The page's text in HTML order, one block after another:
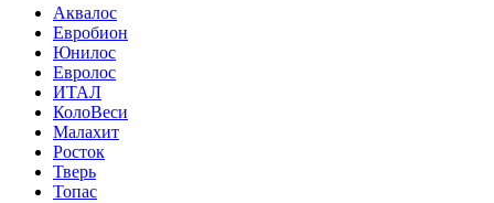
Аквалос
Евробион
Юнилос
Евролос
ИТАЛ
КолоВеси
Малахит
Росток
Тверь
Топас